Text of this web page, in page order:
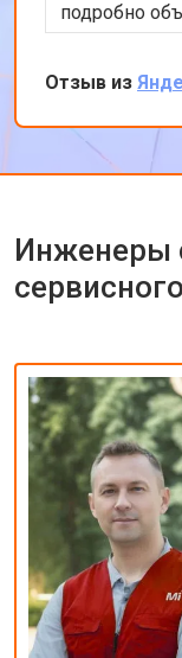
подробно
оставил
вечеру
Впечатлен
ремонта.
Отзыв из
Инженеры